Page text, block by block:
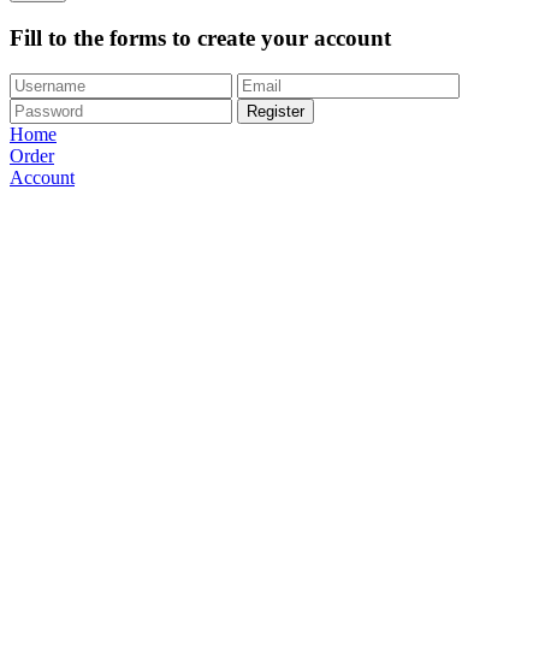
Fill to the forms to create your account
Register
Home
Order
Account